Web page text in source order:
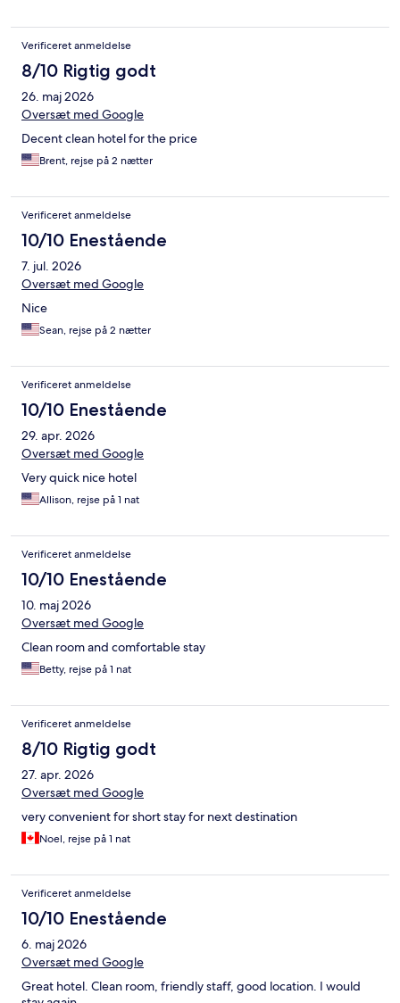
Verificeret anmeldelse
8/10 Rigtig godt
26. maj 2026
Oversæt med Google
Decent clean hotel for the price
Brent, rejse på 2 nætter
Verificeret anmeldelse
10/10 Enestående
7. jul. 2026
Oversæt med Google
Nice
Sean, rejse på 2 nætter
Verificeret anmeldelse
10/10 Enestående
29. apr. 2026
Oversæt med Google
Very quick nice hotel
Allison, rejse på 1 nat
Verificeret anmeldelse
10/10 Enestående
10. maj 2026
Oversæt med Google
Clean room and comfortable stay
Betty, rejse på 1 nat
Verificeret anmeldelse
8/10 Rigtig godt
27. apr. 2026
Oversæt med Google
very convenient for short stay for next destination
Noel, rejse på 1 nat
Verificeret anmeldelse
10/10 Enestående
6. maj 2026
Oversæt med Google
Great hotel. Clean room, friendly staff, good location. I would